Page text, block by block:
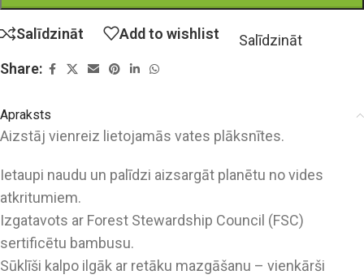
Salīdzināt Add to wishlist
Salīdzināt
Share:
Apraksts
Aizstāj vienreiz lietojamās vates plāksnītes.
Ietaupi naudu un palīdzi aizsargāt planētu no vides
atkritumiem.
Izgatavots ar Forest Stewardship Council (FSC)
sertificētu bambusu.
Sūklīši kalpo ilgāk ar retāku mazgāšanu – vienkārši